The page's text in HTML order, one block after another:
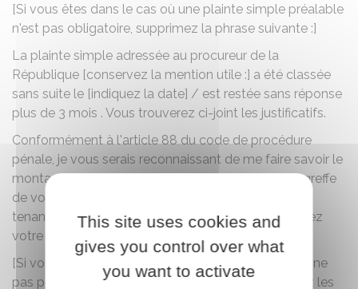
[Si vous êtes dans le cas où une plainte simple préalable
n'est pas obligatoire, supprimez la phrase suivante :]
La plainte simple adressée au procureur de la
République [conservez la mention utile :] a été classée
sans suite le [indiquez la date] / est restée sans réponse
plus de 3 mois . Vous trouverez ci-joint les justificatifs.
Conformément à l'article 88 du code de procédure
pénale, je vous serais reconnaissant de me faire savoir le
montant de la somme que je devrai consigner au greffe
de votre juridiction. Cette somme doit être fixée en
tenant compte de mes revenus qui sont de [indiquez
votre revenu mensuel net par mois].
[Si vos revenus sont très faibles, vous demandez à ne
pas payer de consignation. Dans ce cas, remplacez les
This site uses cookies and
gives you control over what
you want to activate